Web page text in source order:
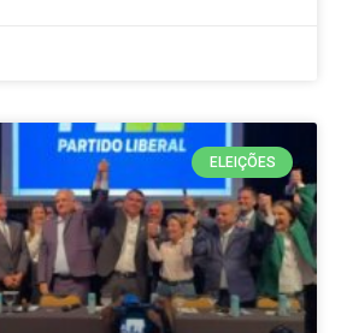
ELEIÇÕES